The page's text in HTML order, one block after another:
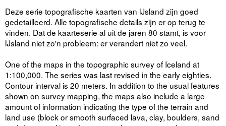
Deze serie topografische kaarten van IJsland zijn goed
gedetailleerd. Alle topografische details zijn er op terug te
vinden. Dat de kaarteserie al uit de jaren 80 stamt, is voor
IJsland niet zo'n probleem: er verandert niet zo veel.
One of the maps in the topographic survey of Iceland at
1:100,000. The series was last revised in the early eighties.
Contour interval is 20 meters. In addition to the usual features
shown on survey mapping, the maps also include a large
amount of information indicating the type of the terrain and
land use (block or smooth surfaced lava, clay, boulders, sand